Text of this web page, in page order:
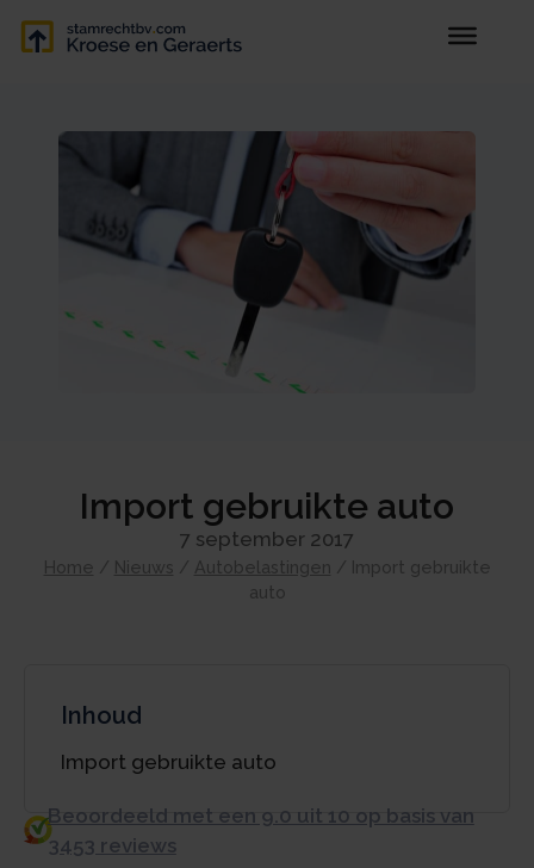
Import gebruikte auto
7 september 2017
Home / Nieuws / Autobelastingen / Import gebruikte
auto
Inhoud
Import gebruikte auto
Beoordeeld met een 9.0 uit 10 op basis van
3453 reviews